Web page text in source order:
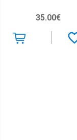
35.00€